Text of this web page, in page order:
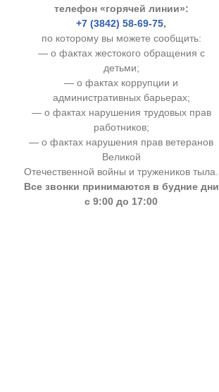
телефон «горячей линии»:
+7 (3842) 58-69-75,
по которому вы можете сообщить:
— о фактах жестокого обращения с
детьми;
— о фактах коррупции и
административных барьерах;
— о фактах нарушения трудовых прав
работников;
— о фактах нарушения прав ветеранов
Великой
Отечественной войны и тружеников тыла.
Все звонки принимаются в будние дни
с 9:00 до 17:00